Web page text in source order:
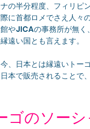
の半分程度、フィリピ
に首都ロメでさえ人々
やJICAの事務所が無く
遠い国とも言えます。
、日本とは縁遠いトー
本で販売されることで
ゴのソー